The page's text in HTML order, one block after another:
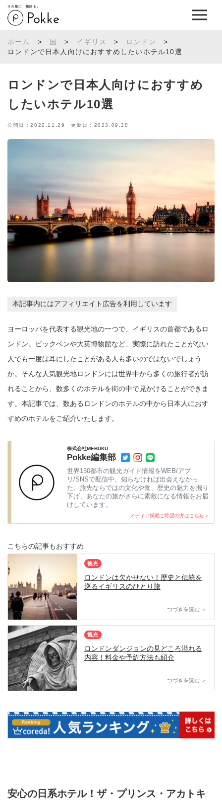
その旅に、物語を。
ホーム > 国 > イギリス > ロンドン
>
ロンドンで日本人向けにおすすめしたいホテル10選
ロンドンで日本人向けにおすすめ
したいホテル10選
公開日：2022.11.29 更新日：2023.09.28
本記事内にはアフィリエイト広告を利用しています
ヨーロッパを代表する観光地の一つで、イギリスの首都であるロ
ンドン。ビックベンや大英博物館など、実際に訪れたことがない
人でも一度は耳にしたことがある人も多いのではないでしょう
か。そんな人気観光地ロンドンには世界中から多くの旅行者が訪
れることから、数多くのホテルを街の中で見かけることができま
す。本記事では、数あるロンドンのホテルの中から日本人におす
すめのホテルをご紹介いたします。
株式会社MEBUKU
Pokke編集部
世界150都市の観光ガイド情報をWEB/アプ
リ/SNSで配信中。知らなければ出会えなかっ
た、旅先ならではの文化や食、歴史の魅力を掘り
下げ、あなたの旅がさらに素敵になる情報をお届
けしています。
メディア掲載ご希望の方はこちら＞
こちらの記事もおすすめ
観光
ロンドンは欠かせない！歴史と伝統を
巡るイギリスのひとり旅
つづきを読む ＞
観光
ロンドンダンジョンの見どころ溢れる
内容！料金や予約方法も紹介
つづきを読む ＞
安心の日系ホテル！ザ・プリンス・アカトキ